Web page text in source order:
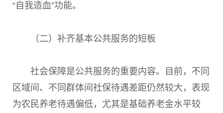
“自我造血”功能。
（二）补齐基本公共服务的短板
社会保障是公共服务的重要内容。目前，不同
区域间、不同群体间社保待遇差距仍然较大，表现
为农民养老待遇偏低，尤其是基础养老金水平较